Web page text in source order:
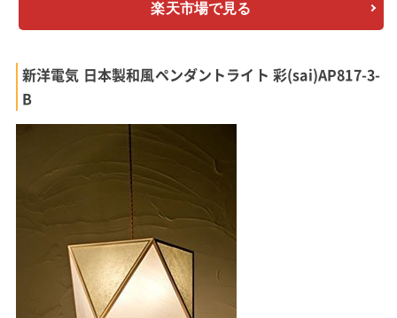
楽天市場で見る
新洋電気 日本製和風ペンダントライト 彩(sai)AP817-3-
B